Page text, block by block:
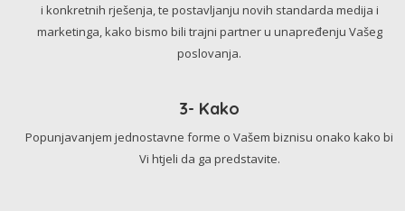
i konkretnih rješenja, te postavljanju novih standarda medija i
marketinga, kako bismo bili trajni partner u unapređenju Vašeg
poslovanja.
3- Kako
Popunjavanjem jednostavne forme o Vašem biznisu onako kako bi
Vi htjeli da ga predstavite.